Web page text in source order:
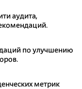
аудита,
по улучшению
метрик